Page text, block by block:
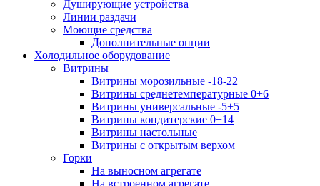
Душирующие устройства
Линии раздачи
Моющие средства
Дополнительные опции
Холодильное оборудование
Витрины
Витрины морозильные -18-22
Витрины среднетемпературные 0+6
Витрины универсальные -5+5
Витрины кондитерские 0+14
Витрины настольные
Витрины с открытым верхом
Горки
На выносном агрегате
На встроенном агрегате